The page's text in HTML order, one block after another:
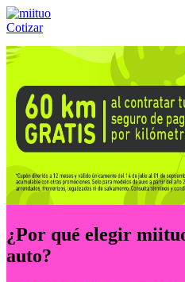
Cotizar
Llámanos al:(55) 84-21-05-00 ó
¿Por qué elegir
auto?